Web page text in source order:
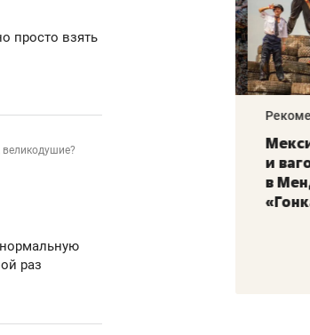
просто взять
раз
выживания в дикой
и
в